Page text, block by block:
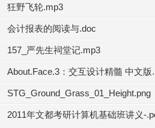
狂野飞轮.mp3
会计报表的阅读与.doc
157_严先生祠堂记.mp3
About.Face.3：交互设计精髓 中文版
STG_Ground_Grass_01_Height.png
2011年文都考研计算机基础班讲义-